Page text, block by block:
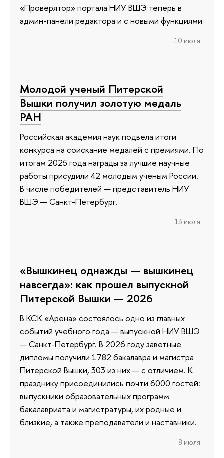
«Проверятор» портала НИУ ВШЭ теперь в
админ-панели редактора и с новыми функциями
10 июля
Молодой ученый Питерской
Вышки получил золотую медаль
РАН
Российская академия наук подвела итоги
конкурса на соискание медалей с премиями. По
итогам 2025 года награды за лучшие научные
работы присудили 42 молодым ученым России.
В числе победителей — представитель НИУ
ВШЭ — Санкт-Петербург.
13 июля
«Вышкинец однажды — вышкинец
навсегда»: как прошел выпускной
Питерской Вышки — 2026
В КСК «Арена» состоялось одно из главных
событий учебного года — выпускной НИУ ВШЭ
— Санкт-Петербург. В 2026 году заветные
дипломы получили 1782 бакалавра и магистра
Питерской Вышки, 303 из них — с отличием. К
празднику присоединились почти 6000 гостей:
выпускники образовательных программ
бакалавриата и магистратуры, их родные и
близкие, а также преподаватели и наставники.
8 июля